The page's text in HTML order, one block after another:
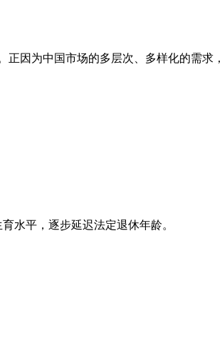
因为中国市场的多层次、多样化的需求
水平，逐步延迟法定退休年龄。